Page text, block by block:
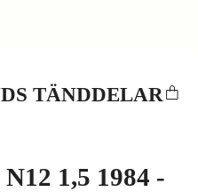
TÄNDDELAR
1,5 1984 -